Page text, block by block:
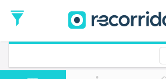
de
Ida
Vuelta (opcional)
Fecha
de